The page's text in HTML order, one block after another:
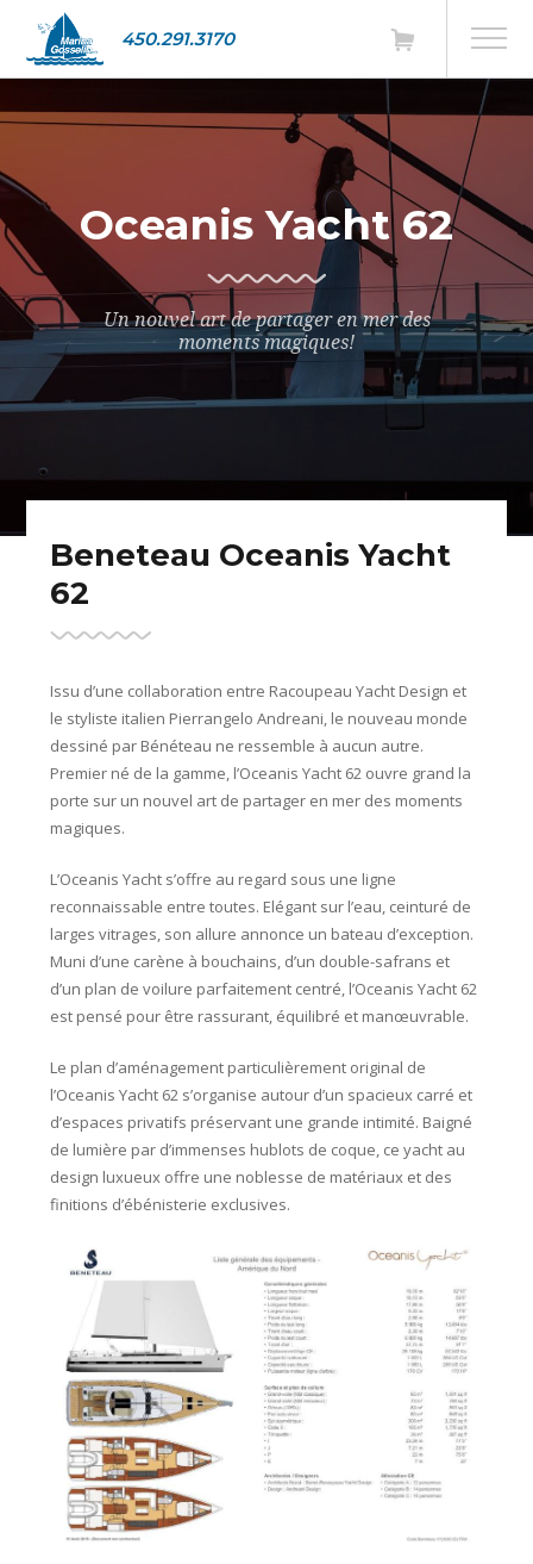
450.291.3170
Oceanis Yacht 62
Un nouvel art de partager en mer des
moments magiques!
Beneteau Oceanis Yacht
62
Issu d’une collaboration entre Racoupeau Yacht Design et
le styliste italien Pierrangelo Andreani, le nouveau monde
dessiné par Bénéteau ne ressemble à aucun autre.
Premier né de la gamme, l’Oceanis Yacht 62 ouvre grand la
porte sur un nouvel art de partager en mer des moments
magiques.
L’Oceanis Yacht s’offre au regard sous une ligne
reconnaissable entre toutes. Elégant sur l’eau, ceinturé de
larges vitrages, son allure annonce un bateau d’exception.
Muni d’une carène à bouchains, d’un double-safrans et
d’un plan de voilure parfaitement centré, l’Oceanis Yacht 62
est pensé pour être rassurant, équilibré et manœuvrable.
Le plan d’aménagement particulièrement original de
l’Oceanis Yacht 62 s’organise autour d’un spacieux carré et
d’espaces privatifs préservant une grande intimité. Baigné
de lumière par d’immenses hublots de coque, ce yacht au
design luxueux offre une noblesse de matériaux et des
finitions d’ébénisterie exclusives.